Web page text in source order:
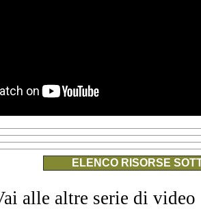
ELENCO RISORSE
alle altre serie di